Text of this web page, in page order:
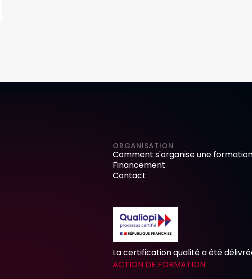
ORGANISATION
Comment s'organise une
Financement
Contact
La certification qualité a été
ACTION DE FORMATION